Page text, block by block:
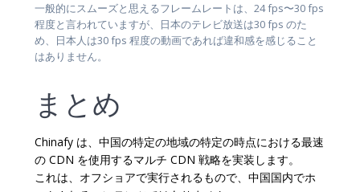
一般的にスムーズと思えるフレームレートは、24 fps〜30 fps
程度と言われていますが、日本のテレビ放送は30 fps のた
め、日本人は30 fps 程度の動画であれば違和感を感じること
はありません。
まとめ
Chinafy は、中国の特定の地域の特定の時点における最速
の CDN を使用するマルチ CDN 戦略を実装します。
これは、オフショアで実行されるもので、中国国内でホ